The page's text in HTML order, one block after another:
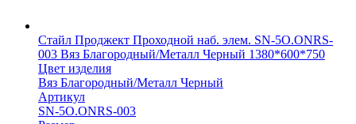
Стайл Проджект Проходной наб. элем. SN-5O.ONRS-
003 Вяз Благородный/Металл Черный 1380*600*750
Цвет изделия
Вяз Благородный/Металл Черный
Артикул
SN-5O.ONRS-003